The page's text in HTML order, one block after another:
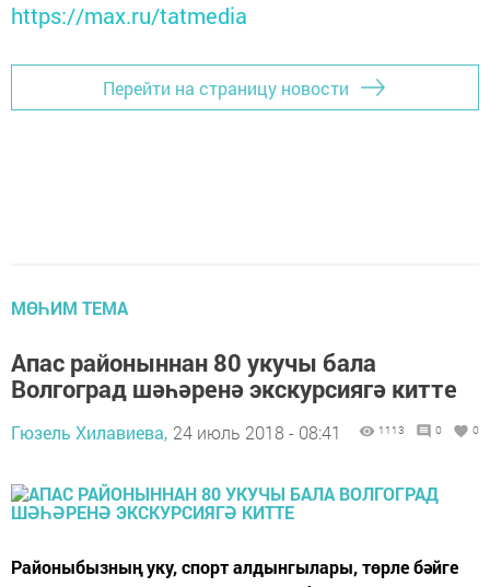
https://max.ru/tatmedia
Перейти на страницу новости
МӨҺИМ ТЕМА
Апас районыннан 80 укучы бала
Волгоград шәһәренә экскурсиягә китте
Гюзель Хилавиева, 24 июль 2018 - 08:41 1113 0 0
Районыбызның уку, спорт алдынгылары, төрле бәйге